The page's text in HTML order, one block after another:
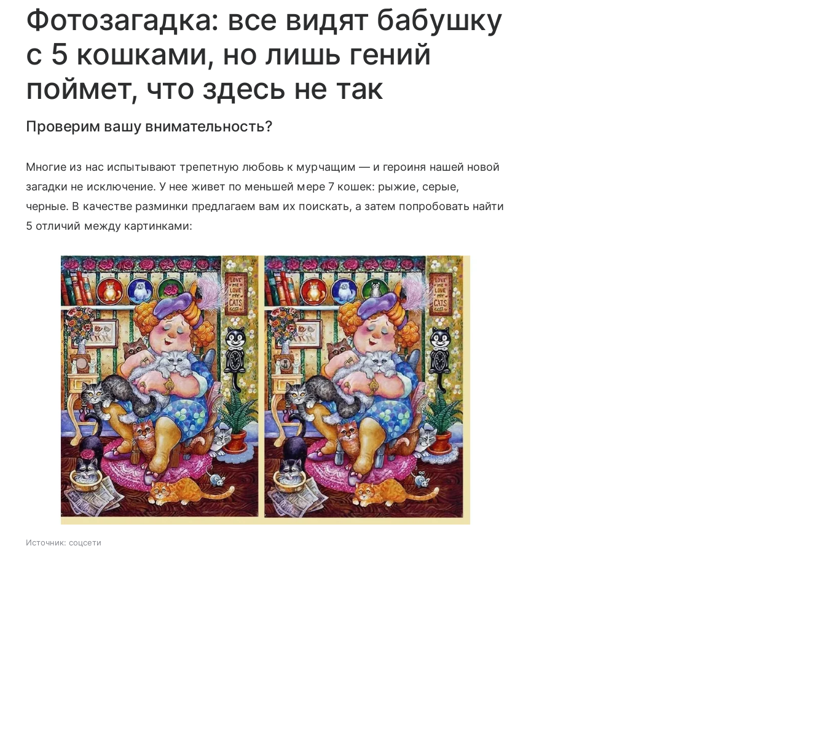
Фотозагадка: все видят бабушку
с 5 кошками, но лишь гений
поймет, что здесь не так
Проверим вашу внимательность?
Многие из нас испытывают трепетную любовь к мурчащим — и героиня нашей новой
загадки не исключение. У нее живет по меньшей мере 7 кошек: рыжие, серые,
черные. В качестве разминки предлагаем вам их поискать, а затем попробовать найти
5 отличий между картинками:
Источник: соцсети